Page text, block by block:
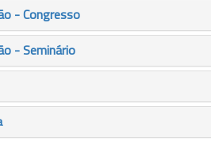
- Congresso
- Seminário